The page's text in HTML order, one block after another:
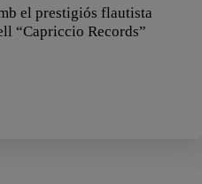
el prestigiós flautista
“Capriccio Records”